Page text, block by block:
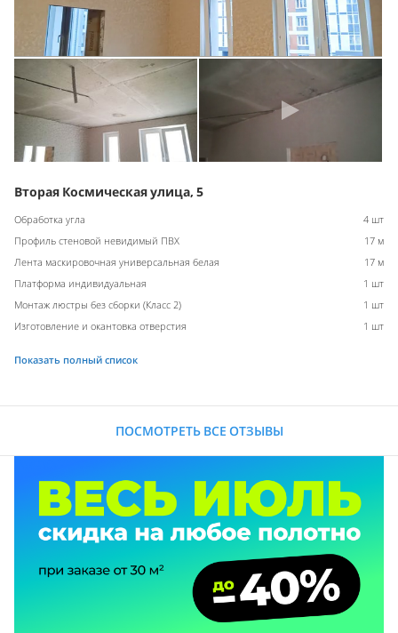
Вторая Космическая улица, 5
Обработка угла
4 шт
Профиль стеновой невидимый ПВХ
17 м
Лента маскировочная универсальная белая
17 м
Платформа индивидуальная
1 шт
Монтаж люстры без сборки (Класс 2)
1 шт
Изготовление и окантовка отверстия
1 шт
Показать полный список
ПОСМОТРЕТЬ ВСЕ ОТЗЫВЫ